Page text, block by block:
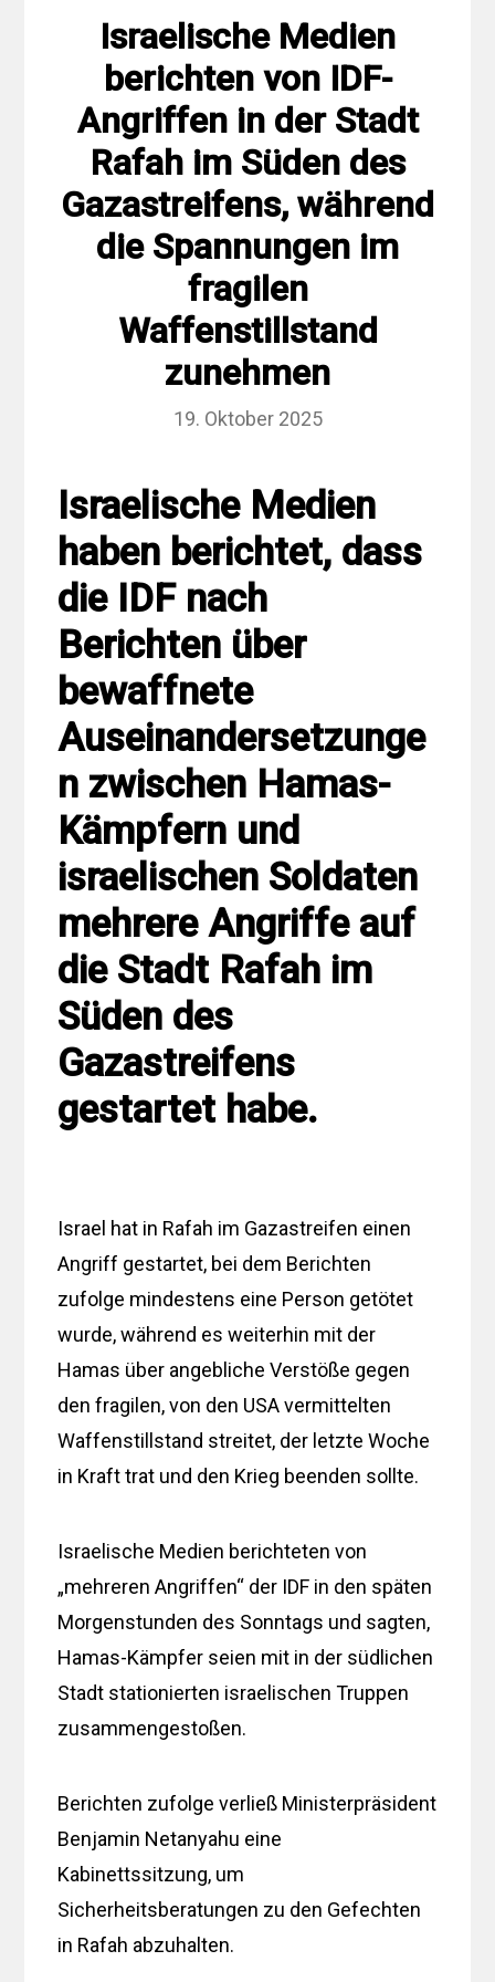
Israelische Medien
berichten von IDF-
Angriffen in der Stadt
Rafah im Süden des
Gazastreifens, während
die Spannungen im
fragilen
Waffenstillstand
zunehmen
19. Oktober 2025
Israelische Medien
haben berichtet, dass
die IDF nach
Berichten über
bewaffnete
Auseinandersetzunge
n zwischen Hamas-
Kämpfern und
israelischen Soldaten
mehrere Angriffe auf
die Stadt Rafah im
Süden des
Gazastreifens
gestartet habe.
Israel hat in Rafah im Gazastreifen einen
Angriff gestartet, bei dem Berichten
zufolge mindestens eine Person getötet
wurde, während es weiterhin mit der
Hamas über angebliche Verstöße gegen
den fragilen, von den USA vermittelten
Waffenstillstand streitet, der letzte Woche
in Kraft trat und den Krieg beenden sollte.
Israelische Medien berichteten von
„mehreren Angriffen“ der IDF in den späten
Morgenstunden des Sonntags und sagten,
Hamas-Kämpfer seien mit in der südlichen
Stadt stationierten israelischen Truppen
zusammengestoßen.
Berichten zufolge verließ Ministerpräsident
Benjamin Netanyahu eine
Kabinettssitzung, um
Sicherheitsberatungen zu den Gefechten
in Rafah abzuhalten.